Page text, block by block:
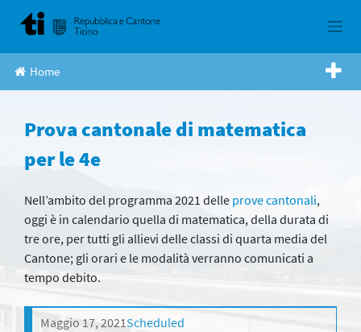
Home
Prova cantonale di matematica
per le 4e
Nell’ambito del programma 2021 delle prove cantonali,
oggi è in calendario quella di matematica, della durata di
tre ore, per tutti gli allievi delle classi di quarta media del
Cantone; gli orari e le modalità verranno comunicati a
tempo debito.
Maggio 17, 2021Scheduled